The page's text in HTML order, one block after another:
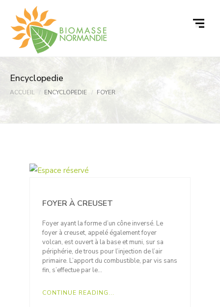
contenu
Encyclopedie
ACCUEIL ENCYCLOPEDIE FOYER
FOYER À CREUSET
Foyer ayant la forme d’un cône inversé. Le
foyer à creuset, appelé également foyer
volcan, est ouvert à la base et muni, sur sa
périphérie, de trous pour l’injection de l’air
primaire. L’apport du combustible, par vis sans
fin, s’effectue par le…
CONTINUE READING...